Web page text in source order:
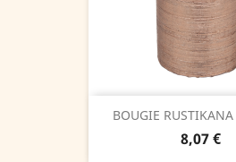
BOUGIE RUSTIKANA
Prix
8,07 €